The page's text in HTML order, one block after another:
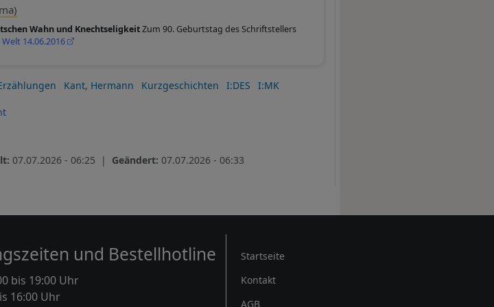
Wahn und KnechtseligkeitZum 90. Geburtstag des Schriftstellers
Welt 14.06.2016
Kant, Hermann Kurzgeschichten I:DES I:MK
07.07.2026 - 06:25 | Geändert: 07.07.2026 - 06:33
und Bestellhotline
bis 19:00 Uhr
16:00 Uhr
Rechtliches
Startseite
Kontakt
AGB